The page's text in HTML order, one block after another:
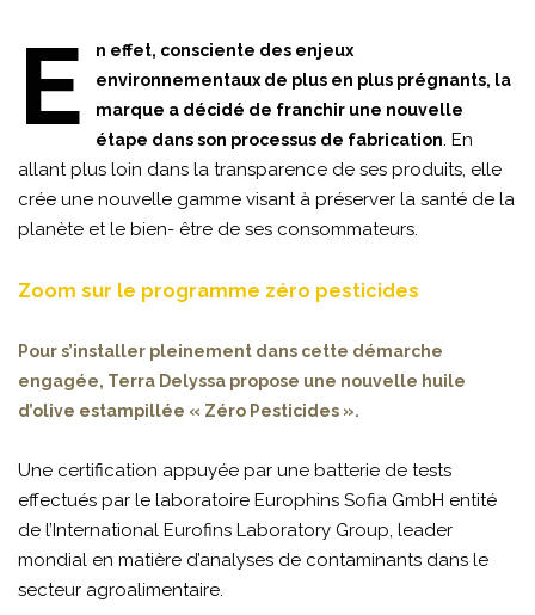
E
n effet, consciente des enjeux
environnementaux de plus en plus prégnants, la
marque a décidé de franchir une nouvelle
étape dans son processus de fabrication. En
allant plus loin dans la transparence de ses produits, elle
crée une nouvelle gamme visant à préserver la santé de la
planète et le bien- être de ses consommateurs.
Zoom sur le programme zéro pesticides
Pour s’installer pleinement dans cette démarche
engagée, Terra Delyssa propose une nouvelle huile
d’olive estampillée « Zéro Pesticides ».
Une certification appuyée par une batterie de tests
effectués par le laboratoire Europhins Sofia GmbH entité
de l’International Eurofins Laboratory Group, leader
mondial en matière d’analyses de contaminants dans le
secteur agroalimentaire.